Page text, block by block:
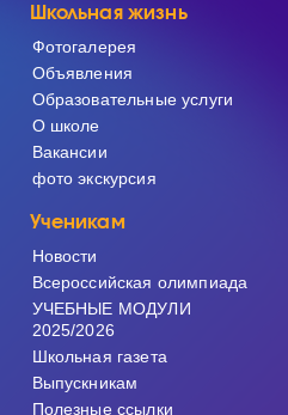
Школьная жизнь
Фотогалерея
Объявления
Образовательные услуги
О школе
Вакансии
фото экскурсия
Ученикам
Новости
Всероссийская олимпиада
УЧЕБНЫЕ МОДУЛИ
2025/2026
Школьная газета
Выпускникам
Полезные ссылки